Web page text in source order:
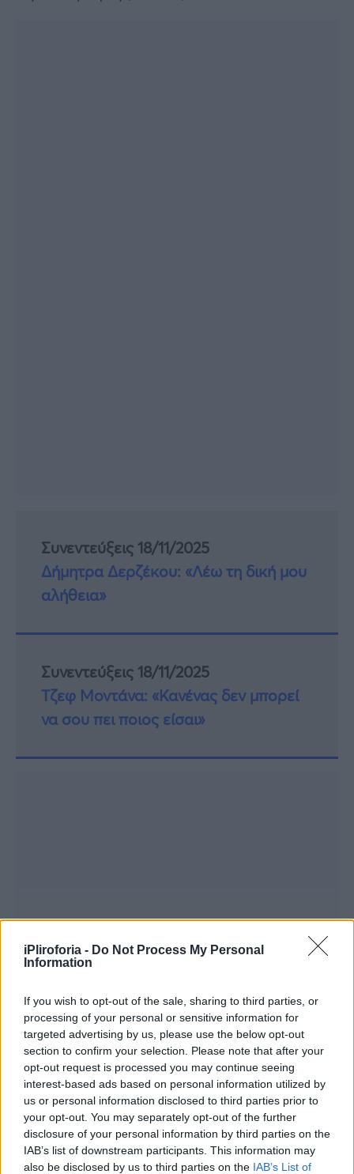
iPliroforia - Do Not Process My Personal
Information
If you wish to opt-out of the sale, sharing to third parties, or
processing of your personal or sensitive information for
targeted advertising by us, please use the below opt-out
section to confirm your selection. Please note that after your
opt-out request is processed you may continue seeing
interest-based ads based on personal information utilized by
us or personal information disclosed to third parties prior to
your opt-out. You may separately opt-out of the further
disclosure of your personal information by third parties on the
IAB’s list of downstream participants. This information may
also be disclosed by us to third parties on the IAB’s List of
Συνεντεύξεις 18/11/2025
Δήμητρα Δερζέκου: «Λέω τη δική μου
αλήθεια»
Συνεντεύξεις 18/11/2025
Τζεφ Μοντάνα: «Κανένας δεν μπορεί
να σου πει ποιος είσαι»